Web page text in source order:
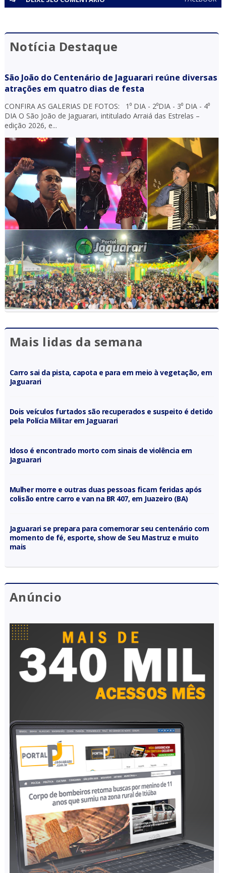
Notícia Destaque
São João do Centenário de Jaguarari reúne diversas
atrações em quatro dias de festa
CONFIRA AS GALERIAS DE FOTOS: 1⁰ DIA - 2⁰DIA - 3⁰ DIA - 4⁰
DIA O São João de Jaguarari, intitulado Arraiá das Estrelas –
edição 2026, e...
Mais lidas da semana
Carro sai da pista, capota e para em meio à vegetação, em
Jaguarari
Dois veículos furtados são recuperados e suspeito é detido
pela Polícia Militar em Jaguarari
Idoso é encontrado morto com sinais de violência em
Jaguarari
Mulher morre e outras duas pessoas ficam feridas após
colisão entre carro e van na BR 407, em Juazeiro (BA)
Jaguarari se prepara para comemorar seu centenário com
momento de fé, esporte, show de Seu Mastruz e muito
mais
Anúncio